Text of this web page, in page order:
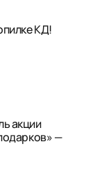
КД!
акции
—